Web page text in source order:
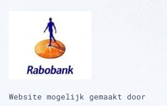
Website mogelijk gemaakt door